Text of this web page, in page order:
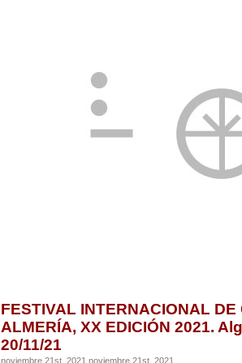
FESTIVAL INTERNACIONAL DE
ALMERÍA, XX EDICIÓN 2021.
20/11/21
noviembre 21st, 2021 noviembre 21st, 2021